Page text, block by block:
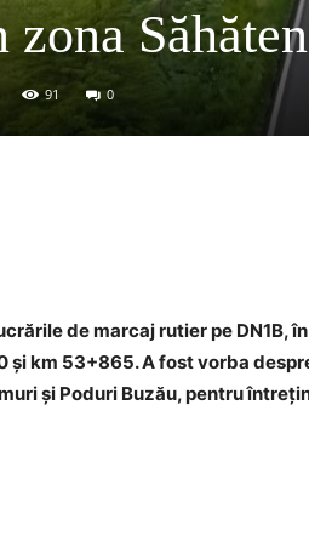
91 0
de marcaj rutier pe DN1B,
km 53+865. A fost vorba
și Poduri Buzău, pentru